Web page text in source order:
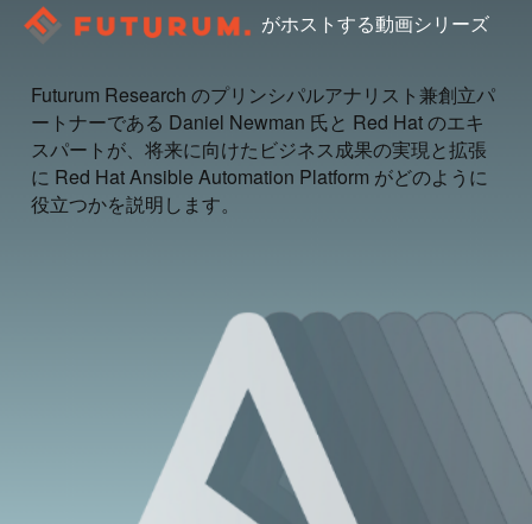
がホストする動画シリーズ
Futurum Research のプリンシパルアナリスト兼創立パ
ートナーである Daniel Newman 氏と Red Hat のエキ
スパートが、将来に向けたビジネス成果の実現と拡張
に Red Hat Ansible Automation Platform がどのように
役立つかを説明します。